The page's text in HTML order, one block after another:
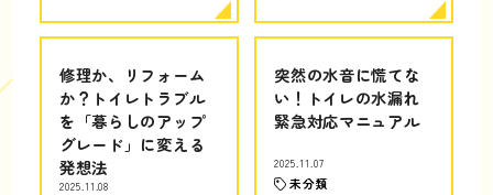
修理か、リフォーム
か？トイレトラブル
を「暮らしのアップ
グレード」に変える
発想法
2025.11.08
突然の水音に慌てな
い！トイレの水漏れ
緊急対応マニュアル
2025.11.07
未分類